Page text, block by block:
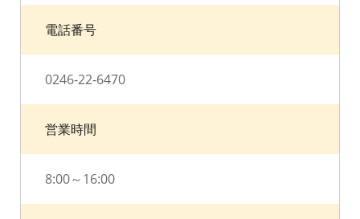
電話番号
0246-22-6470
営業時間
8:00～16:00